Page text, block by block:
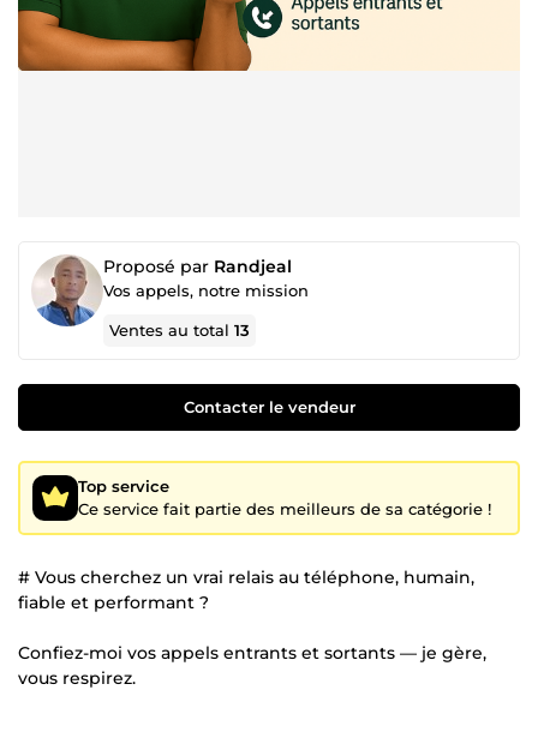
Proposé par Randjeal
Vos appels, notre mission
Ventes au total13
Contacter le vendeur
Top service
Ce service fait partie des meilleurs de sa catégorie !
# Vous cherchez un vrai relais au téléphone, humain,
fiable et performant ?
Confiez-moi vos appels entrants et sortants — je gère,
vous respirez.